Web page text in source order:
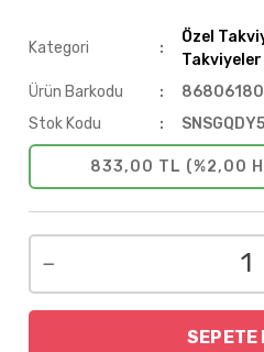
Kategori
Özel
Takviyeler
Ürün Barkodu
Stok Kodu
833,00 TL (%2,00
SEPETE